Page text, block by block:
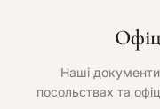
Наші
посольствах та